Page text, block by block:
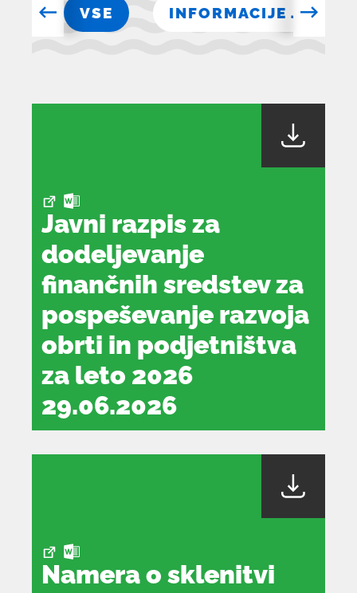
VSE INFORMACIJE
Javni razpis za
dodeljevanje
finančnih sredstev za
pospeševanje razvoja
obrti in podjetništva
za leto 2026
29.06.2026
dokument
se
oknu
Namera o sklenitvi